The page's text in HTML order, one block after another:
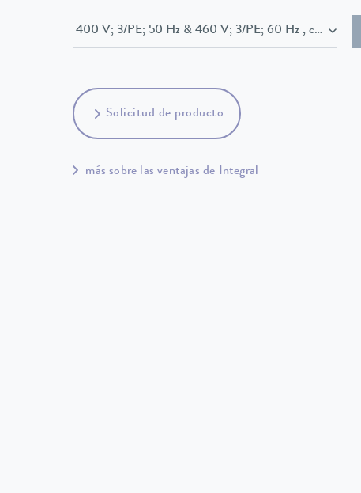
400 V; 3/PE; 50
Solicitud de producto
más sobre las ventajas de Integral